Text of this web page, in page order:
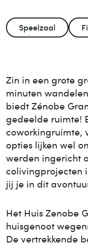
Speelzaal
Zin in een grote
minuten
biedt Zénobe
gedeelde ruimte!
coworkingruimte,
opties lijken wel
werden ingericht
colivingprojecten
jij je in dit
Het HuisZenobe
huisgenoot
De vertrekkende